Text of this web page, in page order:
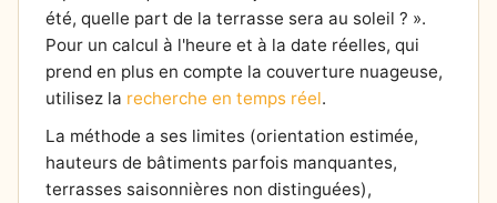
été, quelle part de la terrasse sera au soleil ? ».
Pour un calcul à l'heure et à la date réelles, qui
prend en plus en compte la couverture nuageuse,
utilisez la recherche en temps réel.
La méthode a ses limites (orientation estimée,
hauteurs de bâtiments parfois manquantes,
terrasses saisonnières non distinguées),